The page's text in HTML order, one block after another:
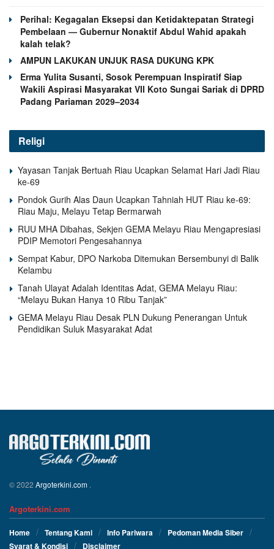
Perihal: Kegagalan Eksepsi dan Ketidaktepatan Strategi
Pembelaan — Gubernur Nonaktif Abdul Wahid apakah
kalah telak?
AMPUN LAKUKAN UNJUK RASA DUKUNG KPK
Erma Yulita Susanti, Sosok Perempuan Inspiratif Siap
Wakili Aspirasi Masyarakat VII Koto Sungai Sariak di DPRD
Padang Pariaman 2029–2034
Religi
Yayasan Tanjak Bertuah Riau Ucapkan Selamat Hari Jadi Riau
ke-69
Pondok Gurih Alas Daun Ucapkan Tahniah HUT Riau ke-69:
Riau Maju, Melayu Tetap Bermarwah
RUU MHA Dibahas, Sekjen GEMA Melayu Riau Mengapresiasi
PDIP Memotori Pengesahannya
Sempat Kabur, DPO Narkoba Ditemukan Bersembunyi di Balik
Kelambu
Tanah Ulayat Adalah Identitas Adat, GEMA Melayu Riau:
“Melayu Bukan Hanya 10 Ribu Tanjak”
GEMA Melayu Riau Desak PLN Dukung Penerangan Untuk
Pendidikan Suluk Masyarakat Adat
© 2022 Argoterkini.com .
Argoterkini.com
Home Tentang Kami Info Pariwara
Pedoman Media Siber
Syarat & Kondisi
Disclaimer